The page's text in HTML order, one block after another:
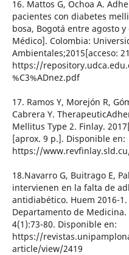
16. Mattos G, Ochoa A.
pacientes con diabetes
bosa, Bogotá entre agosto
Médico]. Colombia:
Ambientales;2015[acceso:
https://
%C3%ADnez.pdf
17. Ramos Y, Morejón R,
Cabrera Y.
Mellitus Type 2. Finlay.
[aprox. 9 p.]. Disponible en:
https://
18.Navarro G, Buitrago E,
intervienen en la falta de
antidiabético. Huem 2016-
Departamento de
4(1):73-80. Disponible en:
https://
article/view/2419